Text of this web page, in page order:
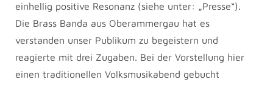
einhellig positive Resonanz (siehe unter: „Presse“).
Die Brass Banda aus Oberammergau hat es
verstanden unser Publikum zu begeistern und
reagierte mit drei Zugaben. Bei der Vorstellung hier
einen traditionellen Volksmusikabend gebucht